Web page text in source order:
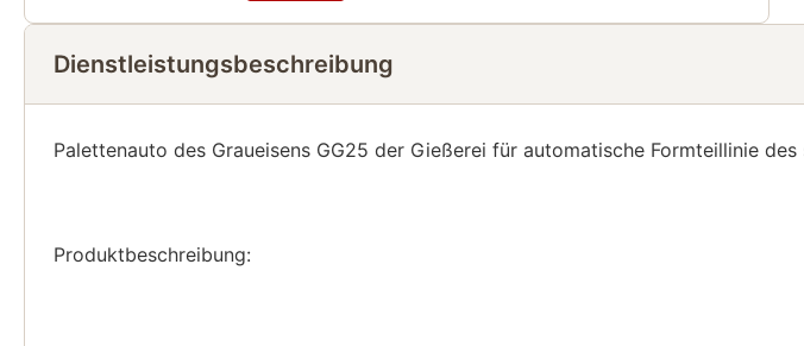
Dienstleistungsbeschreibung
Palettenauto des Graueisens GG25 der Gießerei für automatische Formteillinie
Produktbeschreibung: